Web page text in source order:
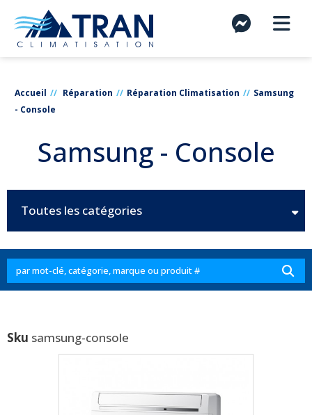
Accueil Réparation Réparation Climatisation
Samsung
- Console
Samsung - Console
Toutes les catégories
Sku samsung-console